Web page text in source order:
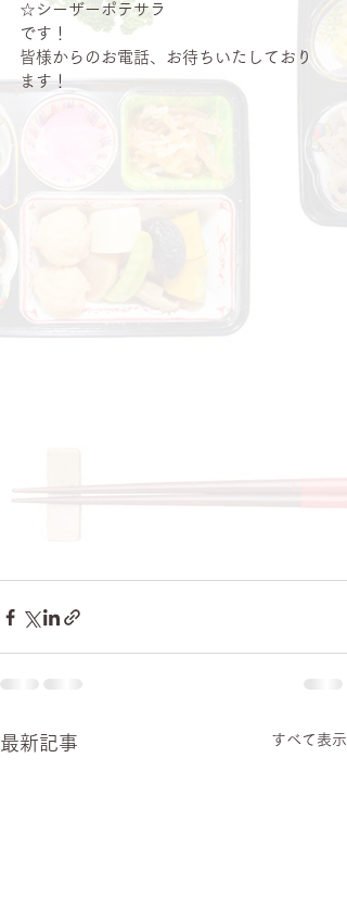
☆シーザーポテサラ
です！
皆様からのお電話、お待ちいたしており
ます！
最新記事 すべて表示